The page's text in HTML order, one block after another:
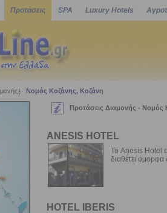
Προτάσεις SPA Luxury Hotels
Νομός Κοζάνης, Κοζάνη
Προτάσεις Διαμονής - Νομός
ANESIS HOTEL
Το Anesis Hotel
διαθέτει όμορφα
HOTEL IBERIS